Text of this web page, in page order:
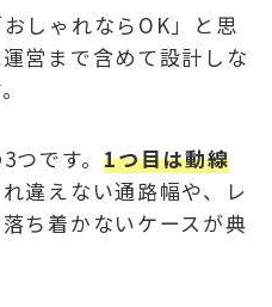
しゃれならOK」と思
営まで含めて設計しな
つです。1つ目は動線
違えない通路幅や、レ
ち着かないケースが典